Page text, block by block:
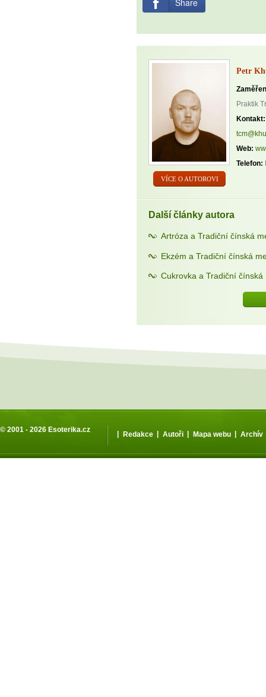
VÍCE O AUTOROVI
Petr
Praktik
Kontakt:
Web:
Telefon:
Další články autora
Artróza a Tradiční čínská
Ekzém a Tradiční čínská
Cukrovka a Tradiční čínská
© 2001 - 2026 Esoterika.cz
Redakce Autoři Mapa webu Archív